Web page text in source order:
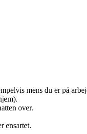
mens du er på
over.
ensartet.